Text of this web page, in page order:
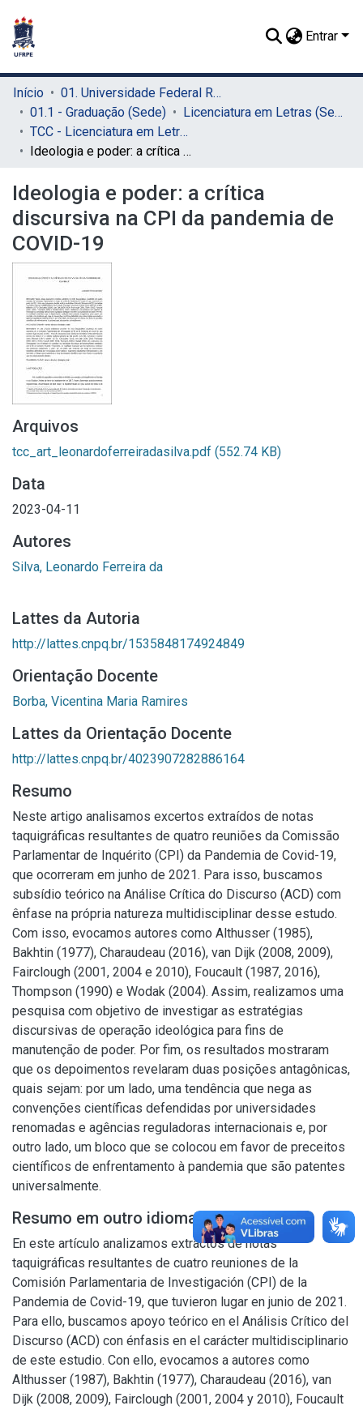
Entrar
Início
01. Universidade Federal Rural de Pernambuco - UFRPE (Sede)
01.1 - Graduação (Sede)
Licenciatura em Letras (Sede)
TCC - Licenciatura em Letras (Sede)
Ideologia e poder: a crítica discursiva na CPI da pandemia de COVID-19
Ideologia e poder: a crítica
discursiva na CPI da pandemia de
COVID-19
Arquivos
tcc_art_leonardoferreiradasilva.pdf (552.74 KB)
Data
2023-04-11
Autores
Silva, Leonardo Ferreira da
Lattes da Autoria
http://lattes.cnpq.br/1535848174924849
Orientação Docente
Borba, Vicentina Maria Ramires
Lattes da Orientação Docente
http://lattes.cnpq.br/4023907282886164
Resumo
Neste artigo analisamos excertos extraídos de notas
taquigráficas resultantes de quatro reuniões da Comissão
Parlamentar de Inquérito (CPI) da Pandemia de Covid-19,
que ocorreram em junho de 2021. Para isso, buscamos
subsídio teórico na Análise Crítica do Discurso (ACD) com
ênfase na própria natureza multidisciplinar desse estudo.
Com isso, evocamos autores como Althusser (1985),
Bakhtin (1977), Charaudeau (2016), van Dijk (2008, 2009),
Fairclough (2001, 2004 e 2010), Foucault (1987, 2016),
Thompson (1990) e Wodak (2004). Assim, realizamos uma
pesquisa com objetivo de investigar as estratégias
discursivas de operação ideológica para fins de
manutenção de poder. Por fim, os resultados mostraram
que os depoimentos revelaram duas posições antagônicas,
quais sejam: por um lado, uma tendência que nega as
convenções científicas defendidas por universidades
renomadas e agências reguladoras internacionais e, por
outro lado, um bloco que se colocou em favor de preceitos
científicos de enfrentamento à pandemia que são patentes
universalmente.
Resumo em outro idioma
En este artículo analizamos extractos de notas
taquigráficas resultantes de cuatro reuniones de la
Comisión Parlamentaria de Investigación (CPI) de la
Pandemia de Covid-19, que tuvieron lugar en junio de 2021.
Para ello, buscamos apoyo teórico en el Análisis Crítico del
Discurso (ACD) con énfasis en el carácter multidisciplinario
de este estudio. Con ello, evocamos a autores como
Althusser (1987), Bakhtin (1977), Charaudeau (2016), van
Dijk (2008, 2009), Fairclough (2001, 2004 y 2010), Foucault